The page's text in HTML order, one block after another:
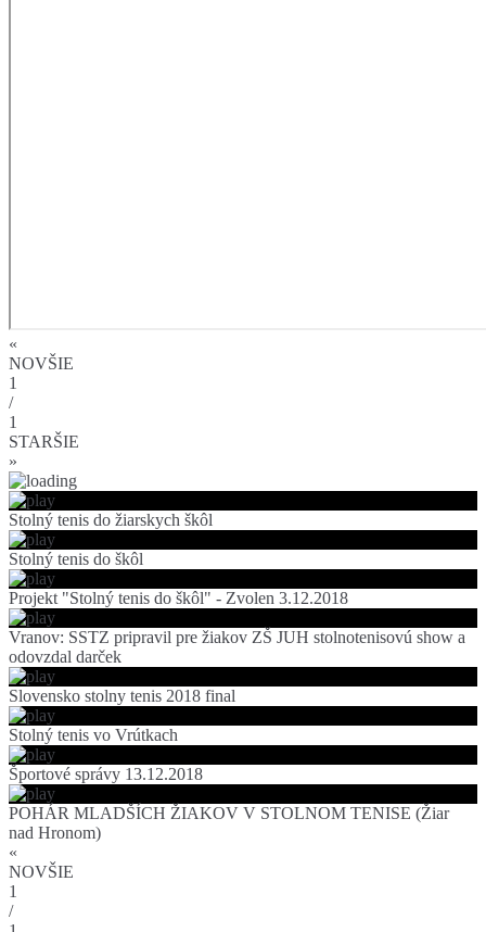
«
NOVŠIE
1
/
1
STARŠIE
»
Stolný tenis do žiarskych škôl
Stolný tenis do škôl
Projekt "Stolný tenis do škôl" - Zvolen 3.12.2018
Vranov: SSTZ pripravil pre žiakov ZŠ JUH stolnotenisovú show a
odovzdal darček
Slovensko stolny tenis 2018 final
Stolný tenis vo Vrútkach
Športové správy 13.12.2018
POHÁR MLADŠÍCH ŽIAKOV V STOLNOM TENISE (Žiar
nad Hronom)
«
NOVŠIE
1
/